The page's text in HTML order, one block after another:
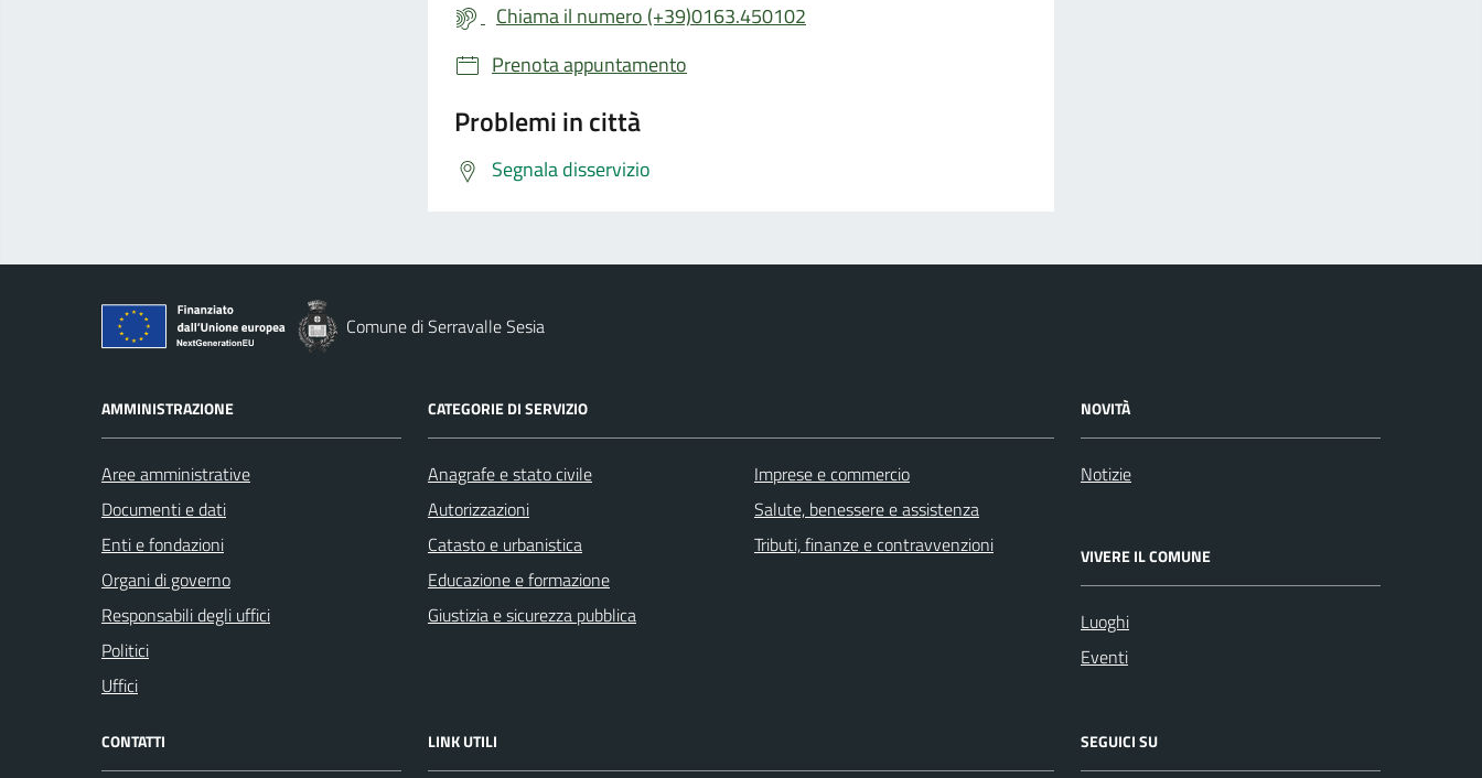
Chiama il numero (+39)0163.450102
Prenota appuntamento
Problemi in città
Segnala disservizio
Comune di Serravalle Sesia
AMMINISTRAZIONE
Aree amministrative
Documenti e dati
Enti e fondazioni
Organi di governo
Responsabili degli uffici
Politici
Uffici
CATEGORIE DI SERVIZIO
Anagrafe e stato civile
Autorizzazioni
Catasto e urbanistica
Educazione e formazione
Giustizia e sicurezza pubblica
Imprese e commercio
Salute, benessere e assistenza
Tributi, finanze e contravvenzioni
NOVITÀ
Notizie
VIVERE IL COMUNE
Luoghi
Eventi
CONTATTI LINK UTILI SEGUICI SU